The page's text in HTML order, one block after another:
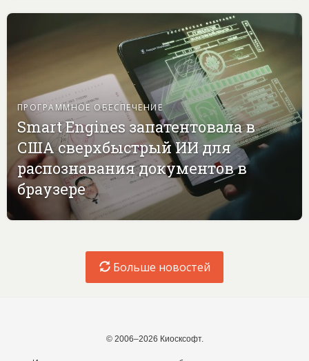
ПРОГРАММНОЕ ОБЕСПЕЧЕНИЕ
Smart Engines запатентовала в
США сверхбыстрый ИИ для
распознавания документов в
браузере
Больше новостей
© 2006–2026 Киосксофт.